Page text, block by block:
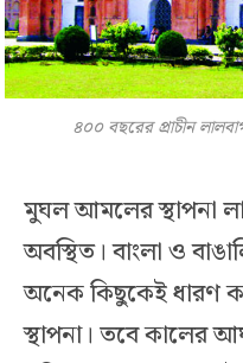
৪০০ বছরের প্রাচীন
মুঘল আমলের স্থাপনা
অবস্থিত। বাংলা ও
অনেক কিছুকেই ধারণ
স্থাপনা। তবে কালের